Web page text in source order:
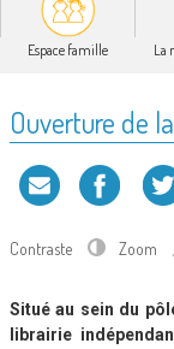
Espace famille La
Ouverture de
Contraste Zoom
Situé au sein du
librairie